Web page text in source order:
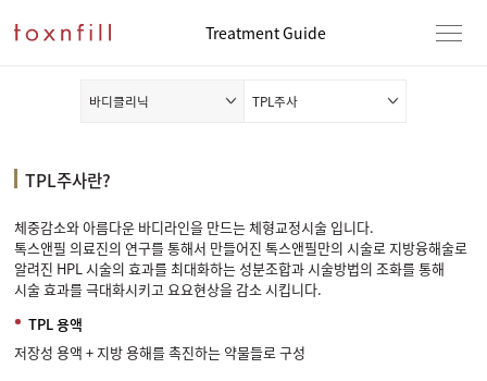
Treatment Guide
바디클리닉 TPL주사
TPL주사란?
체중감소와 아름다운 바디라인을 만드는 체형교정시술 입니다.
톡스앤필 의료진의 연구를 통해서 만들어진 톡스앤필만의 시술로 지방융해술로
알려진 HPL 시술의 효과를 최대화하는 성분조합과 시술방법의 조화를 통해
시술 효과를 극대화시키고 요요현상을 감소 시킵니다.
TPL 용액
저장성 용액 + 지방 용해를 촉진하는 약물들로 구성